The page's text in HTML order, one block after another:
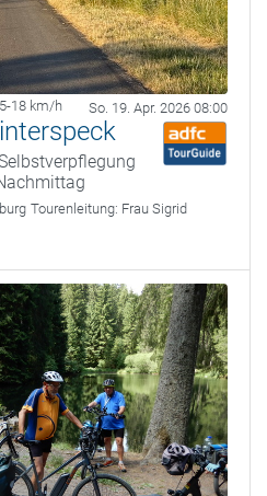
18 km/h So. 19. Apr. 2026 08:00
Tourenleitung: Frau Sigrid